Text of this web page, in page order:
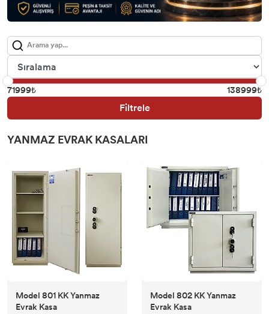
71999₺ 138999₺
Filtrele
YANMAZ EVRAK KASALARI
Model 801 KK Yanmaz
Evrak Kasa
Model 802 KK Yanmaz
Evrak Kasa